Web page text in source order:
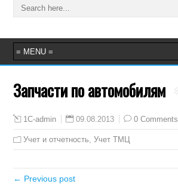
Запчасти по автомобилям
1C-admin 09.08.2013 0 Comments
Учет и отчетность,Учет ТМЦ
← Previous post